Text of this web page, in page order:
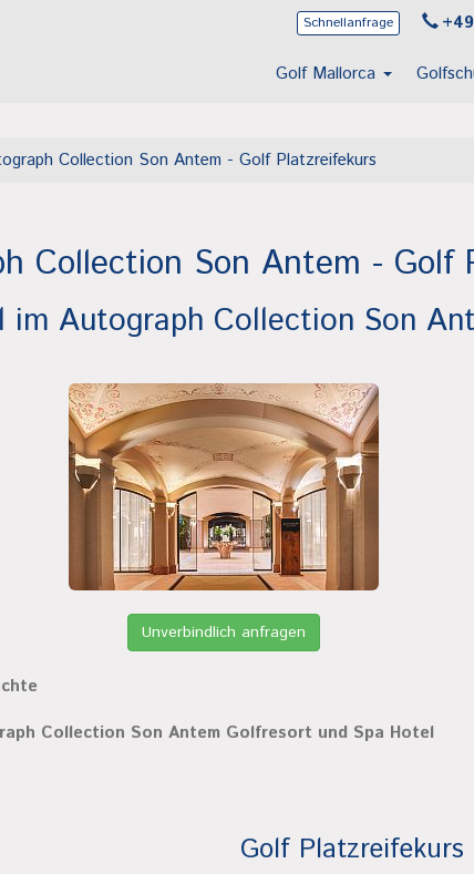
Schnellanfrage
Golf Mallorca
Collection Son Antem - Golf Platzreifekurs
Collection Son Antem - Golf
im Autograph Collection Son
Unverbindlich anfragen
Collection Son Antem Golfresort und Spa Hotel
Golf Platzreifekurs